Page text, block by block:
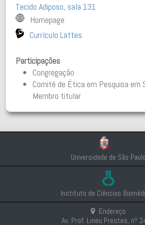
Tecido Adiposo, sala 131
Homepage
Currículo Lattes
Participações
Congregação
Comitê de Ética em Pesquisa em
Membro titular
Universidade de São Paulo
Instituto de Ciências
Endereço
Av. Prof. Lineu Prestes, nº